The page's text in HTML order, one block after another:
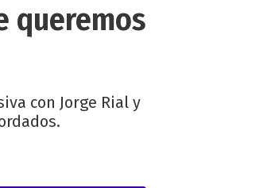
queremos
con Jorge Rial y